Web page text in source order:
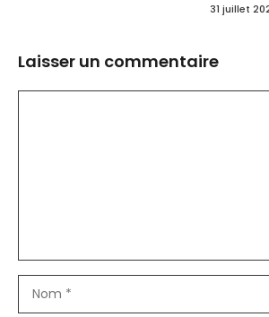
31 juillet
Laisser un commentaire